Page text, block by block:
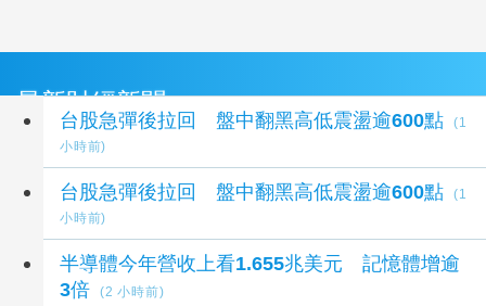
最新財經新聞
台股急彈後拉回 盤中翻黑高低震盪逾600點
(1
小時前)
台股急彈後拉回 盤中翻黑高低震盪逾600點
(1
小時前)
半導體今年營收上看1.655兆美元 記憶體增逾
3倍
(2 小時前)